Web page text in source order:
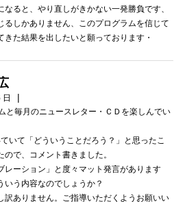
なると、やり直しがきかない一発勝負です、
るしかありません、このプログラムを信じて
きた結果を出したいと願っております・
日 |
と毎月のニュースレター・ＣＤを楽しんでい
いて「どういうことだろう？」と思ったこ
ので、コメント書きました。
レーション」と度々マット発言があります
いう内容なのでしょうか？
訳ありません。ご指導いただくようお願いい